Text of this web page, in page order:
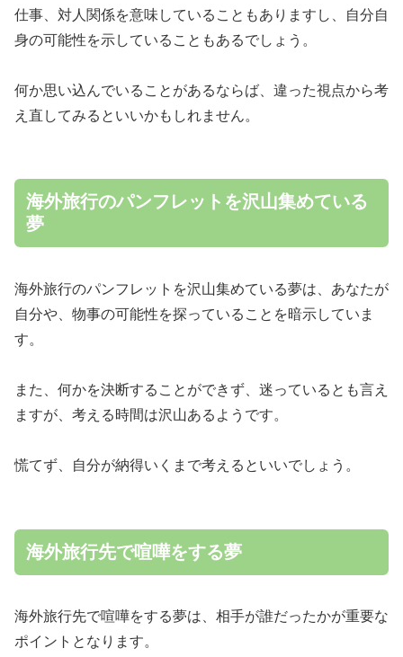
仕事、対人関係を意味していることもありますし、自分自
身の可能性を示していることもあるでしょう。
何か思い込んでいることがあるならば、違った視点から考
え直してみるといいかもしれません。
海外旅行のパンフレットを沢山集めている
夢
海外旅行のパンフレットを沢山集めている夢は、あなたが
自分や、物事の可能性を探っていることを暗示していま
す。
また、何かを決断することができず、迷っているとも言え
ますが、考える時間は沢山あるようです。
慌てず、自分が納得いくまで考えるといいでしょう。
海外旅行先で喧嘩をする夢
海外旅行先で喧嘩をする夢は、相手が誰だったかが重要な
ポイントとなります。